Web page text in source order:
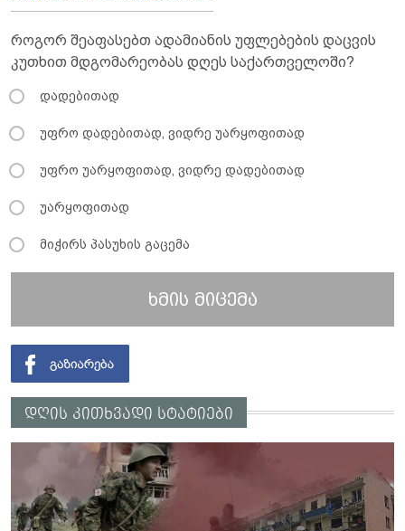
როგორ შეაფასებთ ადამიანის უფლებების დაცვის
კუთხით მდგომარეობას დღეს საქართველოში?
დადებითად
უფრო დადებითად, ვიდრე უარყოფითად
უფრო უარყოფითად, ვიდრე დადებითად
უარყოფითად
მიჭირს პასუხის გაცემა
ხმის მიცემა
დღის კითხვადი სტატიები